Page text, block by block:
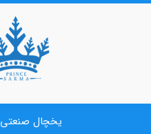
یخچال صنعتی